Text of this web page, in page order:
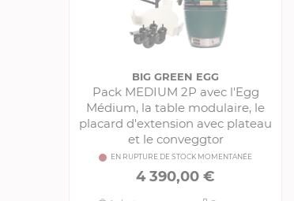
BIG GREEN EGG
Pack MEDIUM 2P avec l'Egg
Médium, la table modulaire, le
placard d'extension avec plateau
et le conveggtor
EN RUPTURE DE STOCK MOMENTANÉE
4 390,00 €